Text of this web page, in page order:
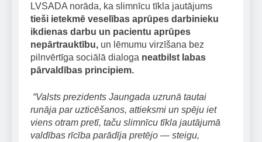
LVSADA norāda, ka slimnīcu tīkla jautājums
tieši ietekmē veselības aprūpes darbinieku
ikdienas darbu un pacientu aprūpes
nepārtrauktību, un lēmumu virzīšana bez
pilnvērtīga sociālā dialoga neatbilst labas
pārvaldības principiem.
“Valsts prezidents Jaungada uzrunā tautai
runāja par uzticēšanos, attieksmi un spēju iet
viens otram pretī, taču slimnīcu tīkla jautājumā
valdības rīcība parādīja pretējo — steigu,